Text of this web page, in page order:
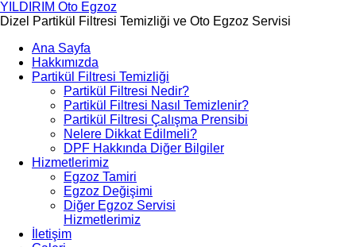
YILDIRIM Oto Egzoz
Dizel Partikül Filtresi Temizliği ve Oto Egzoz Servisi
Ana Sayfa
Hakkımızda
Partikül Filtresi Temizliği
Partikül Filtresi Nedir?
Partikül Filtresi Nasıl Temizlenir?
Partikül Filtresi Çalışma Prensibi
Nelere Dikkat Edilmeli?
DPF Hakkında Diğer Bilgiler
Hizmetlerimiz
Egzoz Tamiri
Egzoz Değişimi
Diğer Egzoz Servisi
Hizmetlerimiz
İletişim